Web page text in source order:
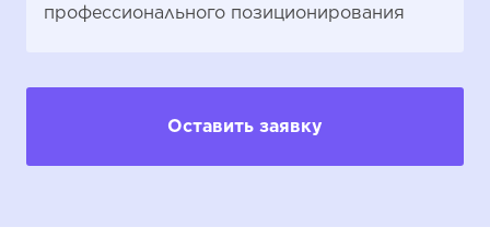
профессионального позиционирования
Оставить заявку